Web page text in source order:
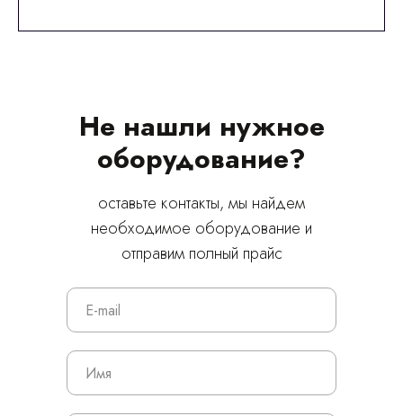
Не нашли нужное
оборудование?
оставьте контакты, мы найдем
необходимое оборудование и
отправим полный прайс
© 2024 ЛС Дентал Групп